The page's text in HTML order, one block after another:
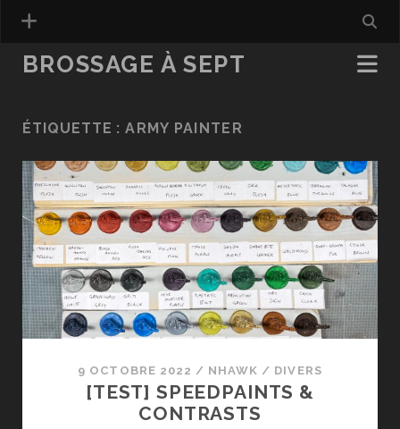
BROSSAGE À SEPT
ÉTIQUETTE :ARMY PAINTER
9 OCTOBRE 2022 / NHAWK / DIVERS
[TEST] SPEEDPAINTS &
CONTRASTS